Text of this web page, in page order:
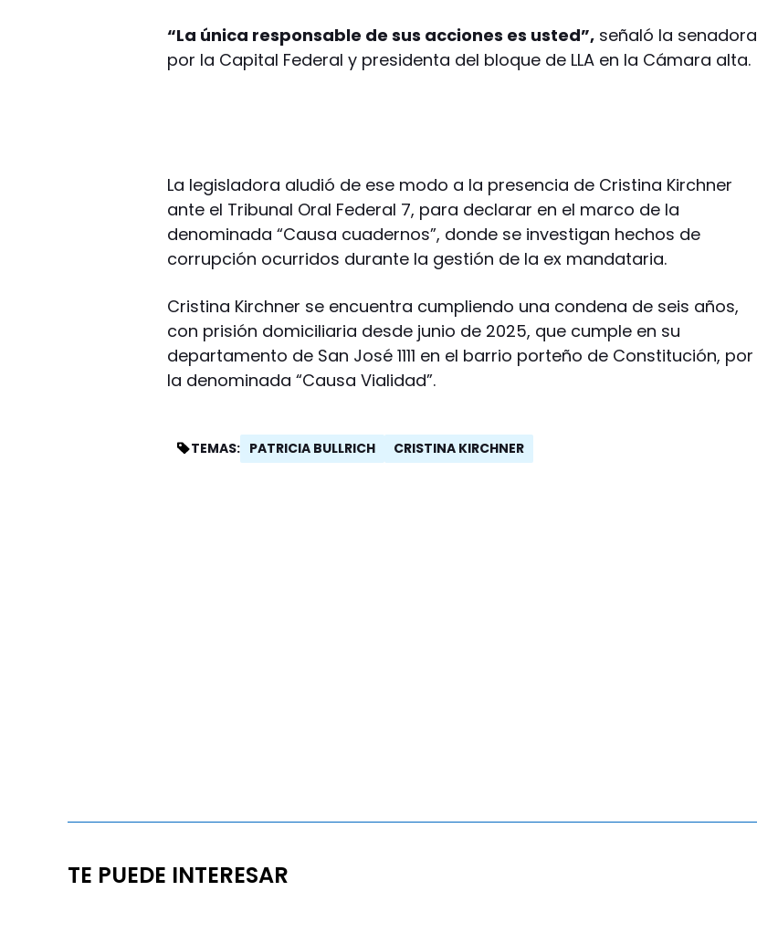
“La única responsable de sus acciones es usted”, señaló la senadora
por la Capital Federal y presidenta del bloque de LLA en la Cámara alta.
La legisladora aludió de ese modo a la presencia de Cristina Kirchner
ante el Tribunal Oral Federal 7, para declarar en el marco de la
denominada “Causa cuadernos”, donde se investigan hechos de
corrupción ocurridos durante la gestión de la ex mandataria.
Cristina Kirchner se encuentra cumpliendo una condena de seis años,
con prisión domiciliaria desde junio de 2025, que cumple en su
departamento de San José 1111 en el barrio porteño de Constitución, por
la denominada “Causa Vialidad”.
TEMAS: PATRICIA BULLRICH CRISTINA KIRCHNER
TE PUEDE INTERESAR